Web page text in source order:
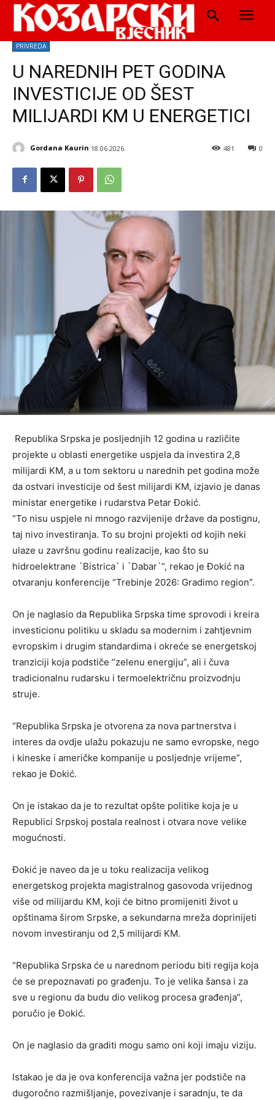
PRIVREDA
U NAREDNIH PET GODINA
INVESTICIJE OD ŠEST
MILIJARDI KM U ENERGETICI
Gordana Kaurin 18.06.2026. 0
481
Republika Srpska je posljednjih 12 godina u različite
projekte u oblasti energetike uspjela da investira 2,8
milijardi KM, a u tom sektoru u narednih pet godina može
da ostvari investicije od šest milijardi KM, izjavio je danas
ministar energetike i rudarstva Petar Đokić.
“To nisu uspjele ni mnogo razvijenije države da postignu,
taj nivo investiranja. To su brojni projekti od kojih neki
ulaze u završnu godinu realizacije, kao što su
hidroelektrane `Bistrica` i `Dabar`”, rekao je Đokić na
otvaranju konferencije “Trebinje 2026: Gradimo region”.
On je naglasio da Republika Srpska time sprovodi i kreira
investicionu politiku u skladu sa modernim i zahtjevnim
evropskim i drugim standardima i okreće se energetskoj
tranziciji koja podstiče “zelenu energiju”, ali i čuva
tradicionalnu rudarsku i termoelektričnu proizvodnju
struje.
“Republika Srpska je otvorena za nova partnerstva i
interes da ovdje ulažu pokazuju ne samo evropske, nego
i kineske i američke kompanije u posljednje vrijeme”,
rekao je Đokić.
On je istakao da je to rezultat opšte politike koja je u
Republici Srpskoj postala realnost i otvara nove velike
mogućnosti.
Đokić je naveo da je u toku realizacija velikog
energetskog projekta magistralnog gasovoda vrijednog
više od milijardu KM, koji će bitno promijeniti život u
opštinama širom Srpske, a sekundarna mreža doprinijeti
novom investiranju od 2,5 milijardi KM.
“Republika Srpska će u narednom periodu biti regija koja
će se prepoznavati po građenju. To je velika šansa i za
sve u regionu da budu dio velikog procesa građenja”,
poručio je Đokić.
On je naglasio da graditi mogu samo oni koji imaju viziju.
Istakao je da je ova konferencija važna jer podstiče na
dugoročno razmišljanje, povezivanje i saradnju, te da